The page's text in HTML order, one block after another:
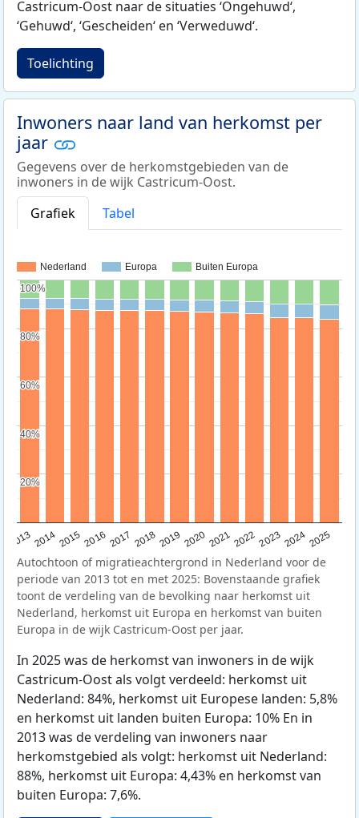
Castricum-Oost naar de situaties ‘Ongehuwd‘,
‘Gehuwd‘, ‘Gescheiden‘ en ‘Verweduwd‘.
Toelichting
Inwoners naar land van herkomst per
jaar
Gegevens over de herkomstgebieden van de
inwoners in de wijk Castricum-Oost.
Grafiek
Tabel
Nederland Europa Buiten Europa
20132014201520162017 20182019 202020212022202320242025
20%
20%
40%
40%
60%
60%
80%
80%
100%
100%
Autochtoon of migratieachtergrond in Nederland voor de
periode van 2013 tot en met 2025: Bovenstaande grafiek
toont de verdeling van de bevolking naar herkomst uit
Nederland, herkomst uit Europa en herkomst van buiten
Europa in de wijk Castricum-Oost per jaar.
In 2025 was de herkomst van inwoners in de wijk
Castricum-Oost als volgt verdeeld: herkomst uit
Nederland: 84%, herkomst uit Europese landen: 5,8%
en herkomst uit landen buiten Europa: 10% En in
2013 was de verdeling van inwoners naar
herkomstgebied als volgt: herkomst uit Nederland:
88%, herkomst uit Europa: 4,43% en herkomst van
buiten Europa: 7,6%.